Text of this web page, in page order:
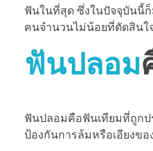
ฟันในที่สุด ซึ่งในปัจจุบันนี้
คนจำนวนไม่น้อยที่ตัดสินใ
ฟันปลอม
ฟันปลอมคือฟันเทียมที่ถูกป
ป้องกันการล้มหรือเอียงข